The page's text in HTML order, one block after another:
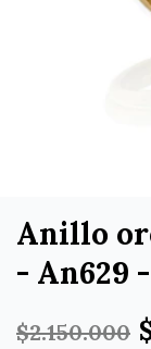
Anillo
- An629
$2.150.000